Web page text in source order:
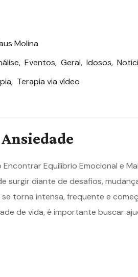
Molina
, Eventos, Geral, Idosos,
, Terapia via vídeo
Equilíbrio Emocional e
surgir diante de desafios,
torna intensa, frequente e
de vida, é importante buscar